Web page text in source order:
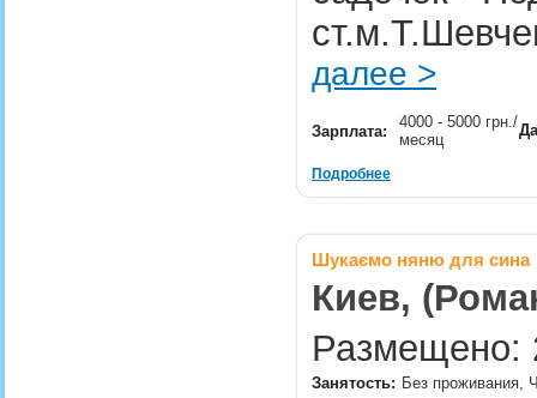
далее >
Зарплата:
4000 - 5000 грн./
месяц
Подробнее
Шукаємо няню для сина
Киев,
Размещено:
Занятость: Без проживания,